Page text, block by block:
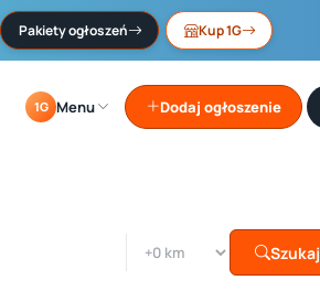
Pakiety ogłoszeń Kup 1G
1G Menu Dodaj ogłoszenie
Szukaj